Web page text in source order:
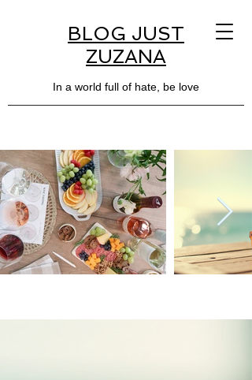
BLOG JUST
ZUZANA
In a world full of hate, be love